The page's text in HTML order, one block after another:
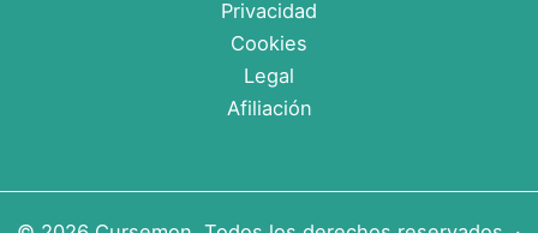
Privacidad
Cookies
Legal
Afiliación